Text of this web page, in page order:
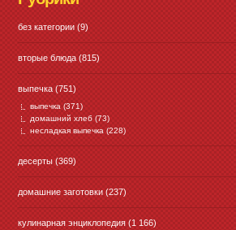
без категории (9)
вторые блюда (815)
выпечка (751)
выпечка (371)
домашний хлеб (73)
несладкая выпечка (228)
десерты (369)
домашние заготовки (237)
кулинарная энциклопедия (1 166)